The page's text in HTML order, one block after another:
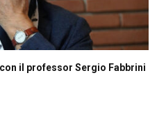
il professor Sergio Fabbrini